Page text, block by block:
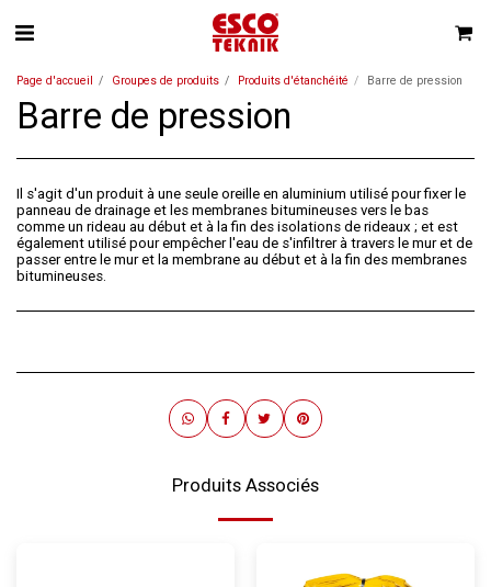
Page d'accueil Groupes de produits Produits d'étanchéité Barre de pression
Barre de pression
Il s'agit d'un produit à une seule oreille en aluminium utilisé pour fixer le
panneau de drainage et les membranes bitumineuses vers le bas
comme un rideau au début et à la fin des isolations de rideaux ; et est
également utilisé pour empêcher l'eau de s'infiltrer à travers le mur et de
passer entre le mur et la membrane au début et à la fin des membranes
bitumineuses.
Produits Associés